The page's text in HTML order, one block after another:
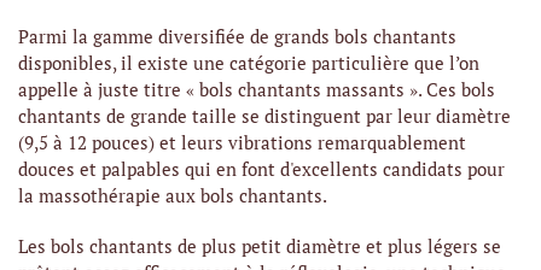
Parmi la gamme diversifiée de grands bols chantants
disponibles, il existe une catégorie particulière que l’on
appelle à juste titre « bols chantants massants ». Ces bols
chantants de grande taille se distinguent par leur diamètre
(9,5 à 12 pouces) et leurs vibrations remarquablement
douces et palpables qui en font d'excellents candidats pour
la massothérapie aux bols chantants.
Les bols chantants de plus petit diamètre et plus légers se